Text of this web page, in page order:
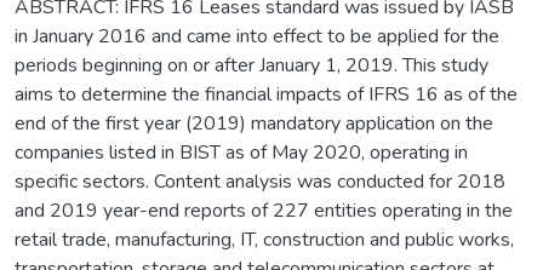
ABSTRACT: IFRS 16 Leases standard was issued by IASB
in January 2016 and came into effect to be applied for the
periods beginning on or after January 1, 2019. This study
aims to determine the financial impacts of IFRS 16 as of the
end of the first year (2019) mandatory application on the
companies listed in BIST as of May 2020, operating in
specific sectors. Content analysis was conducted for 2018
and 2019 year-end reports of 227 entities operating in the
retail trade, manufacturing, IT, construction and public works,